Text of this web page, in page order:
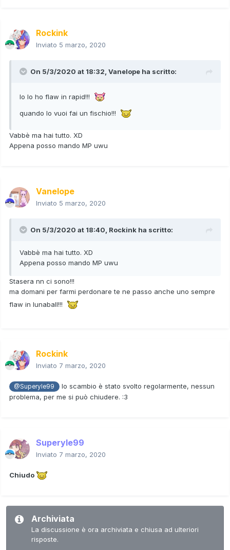
Rockink
Inviato 5 marzo, 2020
On 5/3/2020 at 18:32, Vanelope ha scritto:
Io lo ho flaw in rapid!!!
quando lo vuoi fai un fischio!!!
Vabbè ma hai tutto. XD
Appena posso mando MP uwu
Vanelope
Inviato 5 marzo, 2020
On 5/3/2020 at 18:40, Rockink ha scritto:
Vabbè ma hai tutto. XD
Appena posso mando MP uwu
Stasera nn ci sono!!!
ma domani per farmi perdonare te ne passo anche uno sempre
flaw in lunaball!!!
Rockink
Inviato 7 marzo, 2020
@Superyle99
lo scambio è stato svolto regolarmente, nessun
problema, per me si può chiudere. :3
Superyle99
Inviato 7 marzo, 2020
Chiudo
Archiviata
La discussione è ora archiviata e chiusa ad ulteriori
risposte.